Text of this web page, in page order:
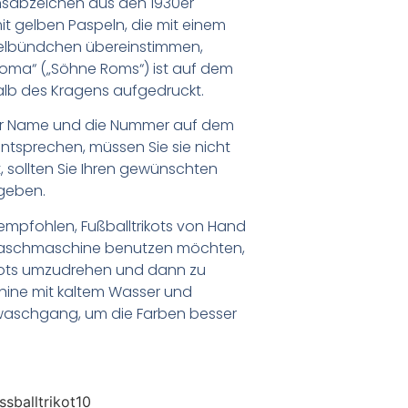
gelben Paspeln, die mit einem
übereinstimmen,
(„Söhne Roms“) ist auf dem
des Kragens aufgedruckt.
Name und die Nummer auf dem
müssen Sie sie nicht
Sie Ihren gewünschten
Fußballtrikots von Hand
benutzen möchten,
umzudrehen und dann zu
mit kaltem Wasser und
um die Farben besser